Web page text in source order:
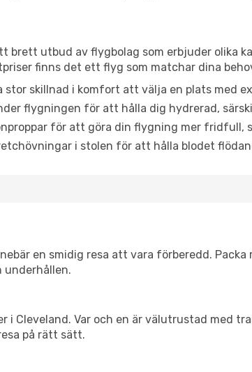
brett utbud av flygbolag som erbjuder olika
finns det ett flyg som matchar dina
stor skillnad i komfort att välja en plats med
flygningen för att hålla dig hydrerad,
för att göra din flygning mer fridfull,
i stolen för att hålla blodet
en smidig resa att vara förberedd. Packa
underhållen.
Cleveland. Var och en är välutrustad med
på rätt sätt.